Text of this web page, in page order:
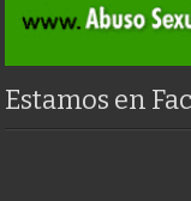
Estamos en